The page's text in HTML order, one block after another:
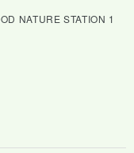
NATURE STATION 1